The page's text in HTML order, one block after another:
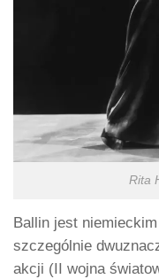
Rita
Ballin jest
szczególnie
akcji (II wojna